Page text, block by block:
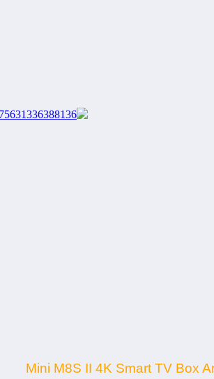
Mini M8S II 4K Smart TV Box